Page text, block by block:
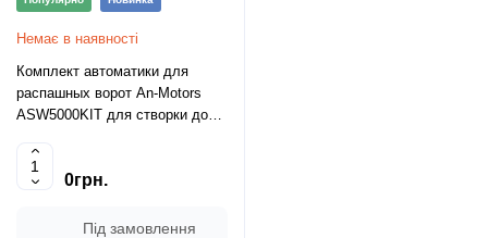
Немає в наявності
Комплект автоматики для
распашных ворот An-Motors
ASW5000KIT для створки до
0грн.
Під замовлення